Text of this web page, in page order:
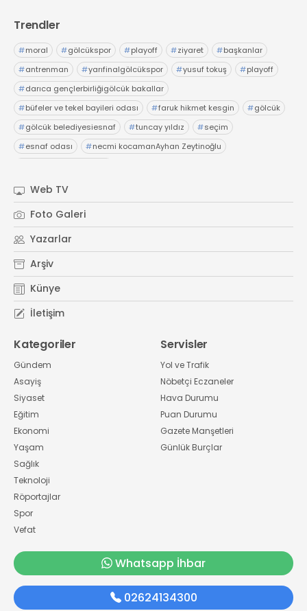
Trendler
#moral #gölcükspor #playoff #ziyaret #başkanlar
#antrenman #yarıfinalgölcükspor #yusuf tokuş #playoff
#darıca gençlerbirliğigölcük bakallar
#büfeler ve tekel bayileri odası #faruk hikmet kesgin #gölcük
#gölcük belediyesiesnaf #tuncay yıldız #seçim
#esnaf odası #necmi kocamanAyhan Zeytinoğlu
Web TV
Foto Galeri
Yazarlar
Arşiv
Künye
İletişim
Kategoriler
Gündem
Asayiş
Siyaset
Eğitim
Ekonomi
Yaşam
Sağlık
Teknoloji
Röportajlar
Spor
Vefat
Servisler
Yol ve Trafik
Nöbetçi Eczaneler
Hava Durumu
Puan Durumu
Gazete Manşetleri
Günlük Burçlar
Whatsapp İhbar
02624134300